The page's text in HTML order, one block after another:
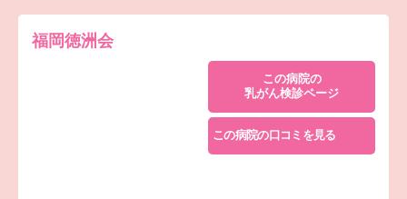
福岡徳洲会
この病院の
乳がん検診ページ
この病院の口コミを見る